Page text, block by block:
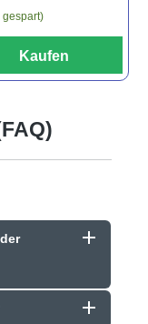
gespart)
Kaufen